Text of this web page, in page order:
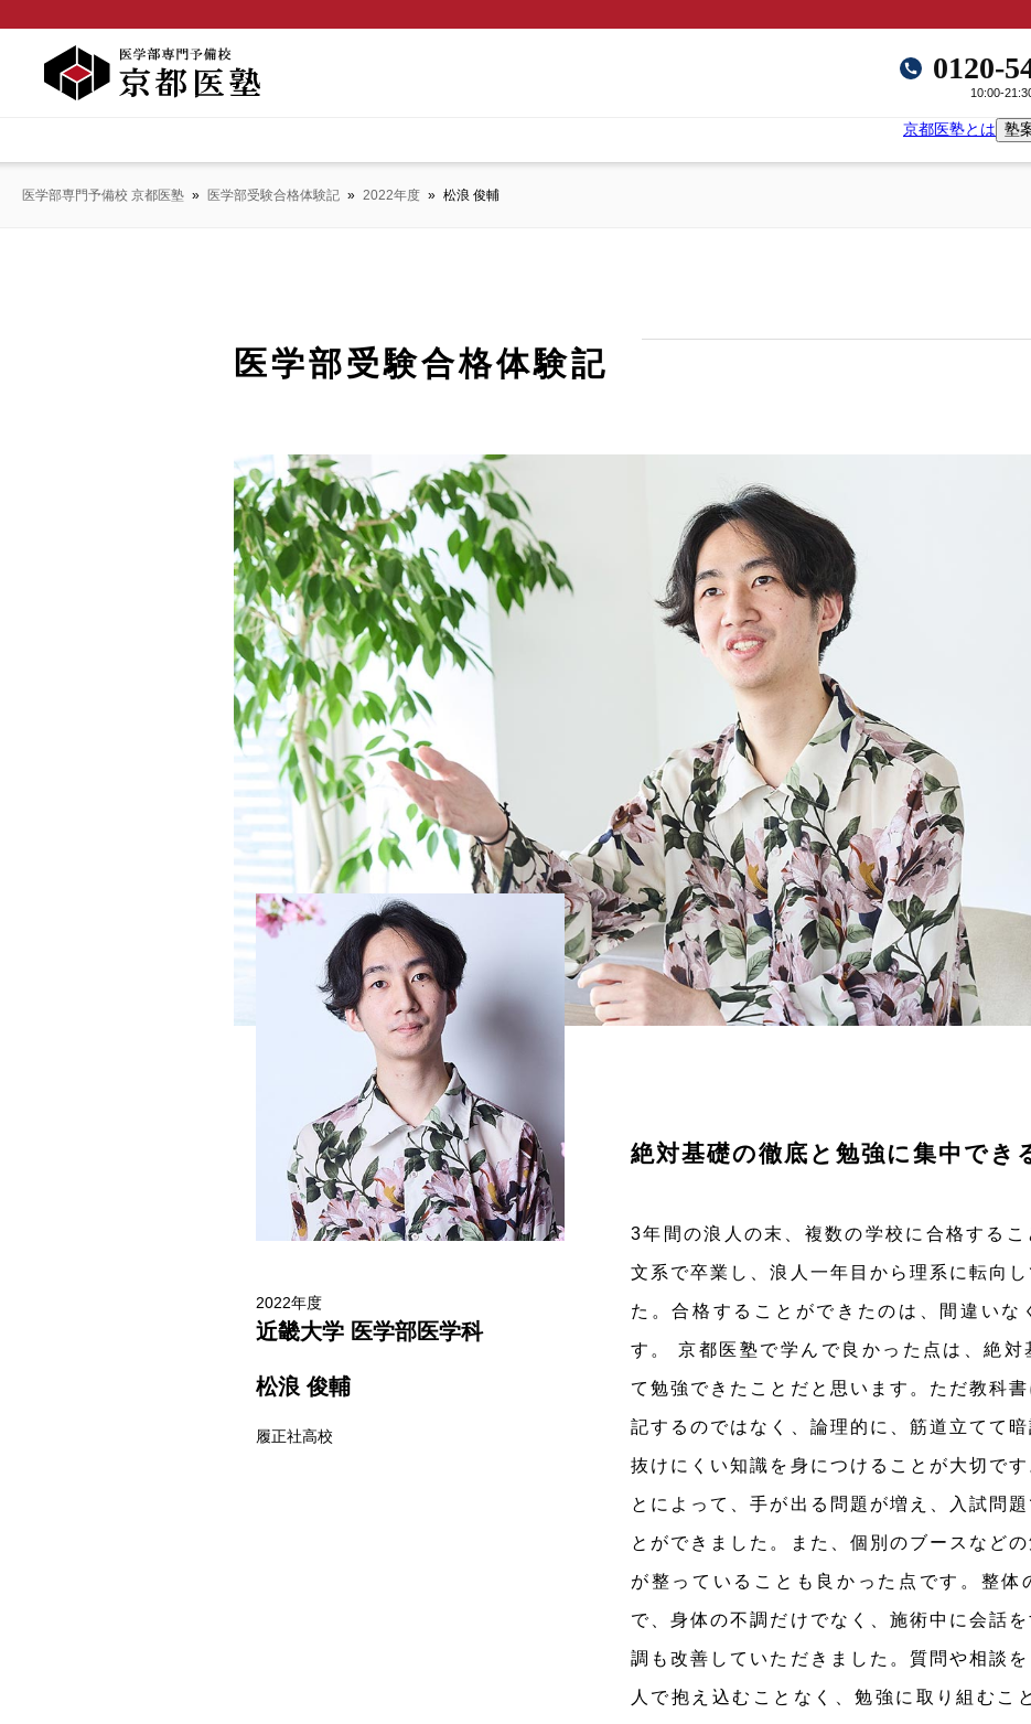
京都医塾とは 塾
0120-
10:00-
医学部専門予備校 京都医塾 » 医学部受験合格体験記 » 2022年度 » 松浪 俊輔
医学部受験合格体験記
2022年度
近畿大学 医学部医学科
松浪 俊輔
履正社高校
絶対基礎の徹底と勉強に集中でき
3年間の浪人の末、複数の学校に合格する
文系で卒業し、浪人一年目から理系に転向
た。合格することができたのは、間違いな
す。 京都医塾で学んで良かった点は、絶対
て勉強できたことだと思います。ただ教科
記するのではなく、論理的に、筋道立てて
抜けにくい知識を身につけることが大切で
とによって、手が出る問題が増え、入試問
とができました。また、個別のブースなど
が整っていることも良かった点です。整体
で、身体の不調だけでなく、施術中に会話
調も改善していただきました。質問や相談
人で抱え込むことなく、勉強に取り組むこ